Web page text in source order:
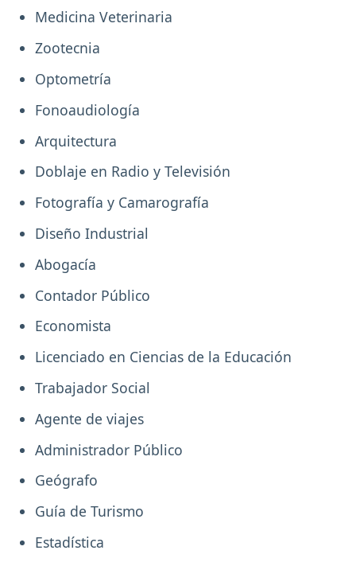
Medicina Veterinaria
Zootecnia
Optometría
Fonoaudiología
Arquitectura
Doblaje en Radio y Televisión
Fotografía y Camarografía
Diseño Industrial
Abogacía
Contador Público
Economista
Licenciado en Ciencias de la Educación
Trabajador Social
Agente de viajes
Administrador Público
Geógrafo
Guía de Turismo
Estadística